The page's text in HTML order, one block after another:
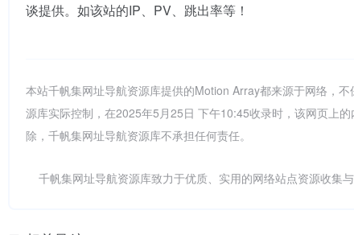
谈提供。如该站的IP、PV、跳出率等！
本站千帆集网址导航资源库提供的Motion Array都来源于网络，
源库实际控制，在2025年5月25日 下午10:45收录时，该网页上
除，千帆集网址导航资源库不承担任何责任。
千帆集网址导航资源库致力于优质、实用的网络站点资源收集与